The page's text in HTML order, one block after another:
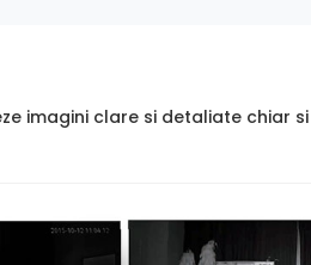
imagini clare si detaliate chiar